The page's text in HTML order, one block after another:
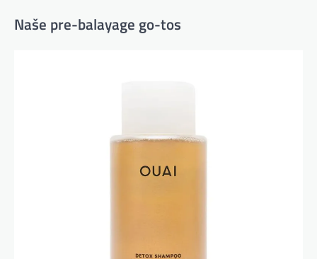
Naše pre-balayage go-tos